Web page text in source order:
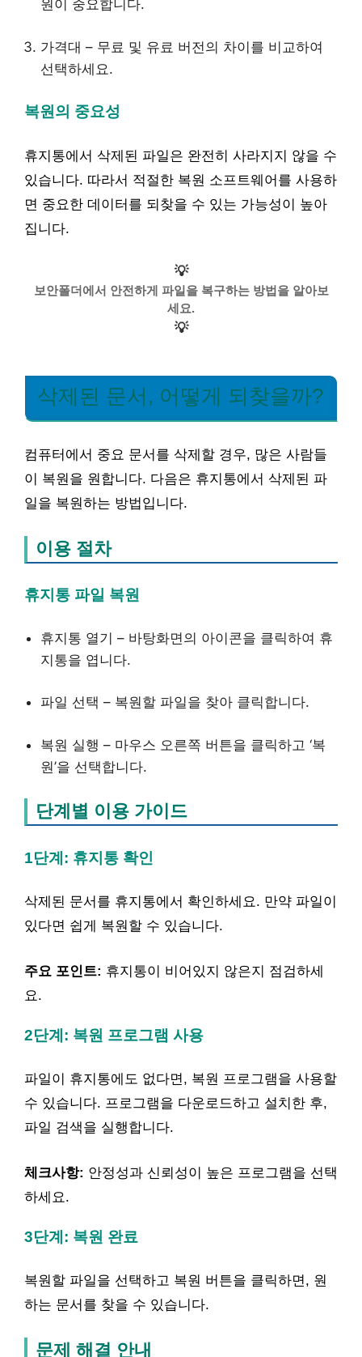
원이 중요합니다.
가격대 – 무료 및 유료 버전의 차이를 비교하여
선택하세요.
복원의 중요성
휴지통에서 삭제된 파일은 완전히 사라지지 않을 수
있습니다. 따라서 적절한 복원 소프트웨어를 사용하
면 중요한 데이터를 되찾을 수 있는 가능성이 높아
집니다.
💡
보안폴더에서 안전하게 파일을 복구하는 방법을 알아보
세요.
💡
삭제된 문서, 어떻게 되찾을까?
컴퓨터에서 중요 문서를 삭제할 경우, 많은 사람들
이 복원을 원합니다. 다음은 휴지통에서 삭제된 파
일을 복원하는 방법입니다.
이용 절차
휴지통 파일 복원
휴지통 열기 – 바탕화면의 아이콘을 클릭하여 휴
지통을 엽니다.
파일 선택 – 복원할 파일을 찾아 클릭합니다.
복원 실행 – 마우스 오른쪽 버튼을 클릭하고 ‘복
원’을 선택합니다.
단계별 이용 가이드
1단계: 휴지통 확인
삭제된 문서를 휴지통에서 확인하세요. 만약 파일이
있다면 쉽게 복원할 수 있습니다.
주요 포인트: 휴지통이 비어있지 않은지 점검하세
요.
2단계: 복원 프로그램 사용
파일이 휴지통에도 없다면, 복원 프로그램을 사용할
수 있습니다. 프로그램을 다운로드하고 설치한 후,
파일 검색을 실행합니다.
체크사항: 안정성과 신뢰성이 높은 프로그램을 선택
하세요.
3단계: 복원 완료
복원할 파일을 선택하고 복원 버튼을 클릭하면, 원
하는 문서를 찾을 수 있습니다.
문제 해결 안내